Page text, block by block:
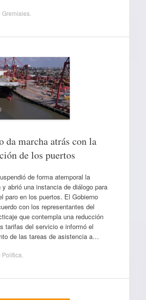
Gremiales.
da marcha atrás con la
de los puertos
de forma atemporal la
y abrió una instancia de diálogo para
paro en los puertos. El Gobierno
con los representantes del
que contempla una reducción
tarifas del servicio e informó el
de las tareas de asistencia a…
Política